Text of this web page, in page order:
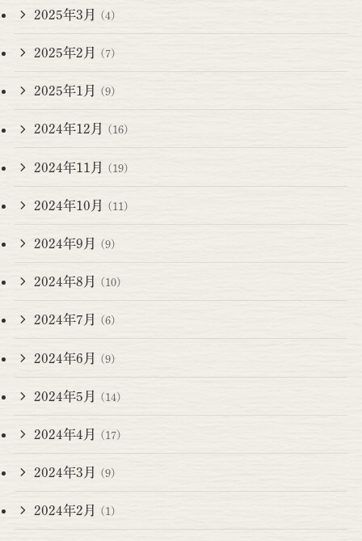
2025年3月 (4)
2025年2月 (7)
2025年1月 (9)
2024年12月 (16)
2024年11月 (19)
2024年10月 (11)
2024年9月 (9)
2024年8月 (10)
2024年7月 (6)
2024年6月 (9)
2024年5月 (14)
2024年4月 (17)
2024年3月 (9)
2024年2月 (1)